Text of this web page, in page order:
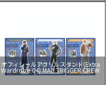
オフィシャルアクリルスタンド(Extra
Wardrobe 04) MAD TRIGGER CREW